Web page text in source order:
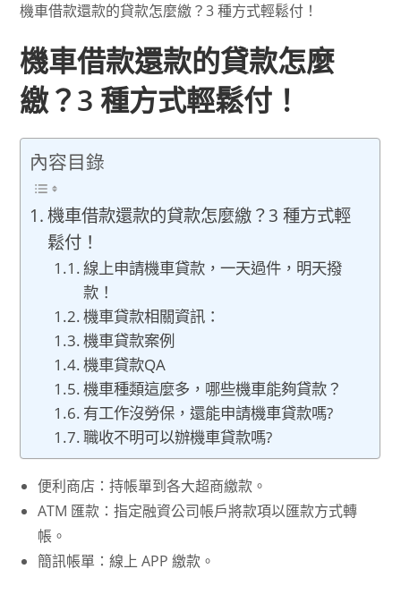
機車借款還款的貸款怎麼繳？3 種方式輕鬆付！
機車借款還款的貸款怎麼
繳？3 種方式輕鬆付！
內容目錄
機車借款還款的貸款怎麼繳？3 種方式輕
鬆付！
線上申請機車貸款，一天過件，明天撥
款！
機車貸款相關資訊：
機車貸款案例
機車貸款QA
機車種類這麼多，哪些機車能夠貸款？
有工作沒勞保，還能申請機車貸款嗎?
職收不明可以辦機車貸款嗎?
便利商店：持帳單到各大超商繳款。
ATM 匯款：指定融資公司帳戶將款項以匯款方式轉
帳。
簡訊帳單：線上 APP 繳款。